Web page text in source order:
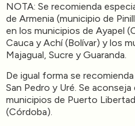
NOTA: Se recomienda
de Armenia (municipio de
en los municipios de Ayapel
Cauca y Achí (Bolívar) y los
Majagual, Sucre y Guaranda.
De igual forma se
San Pedro y Uré. Se
municipios de Puerto
(Córdoba).